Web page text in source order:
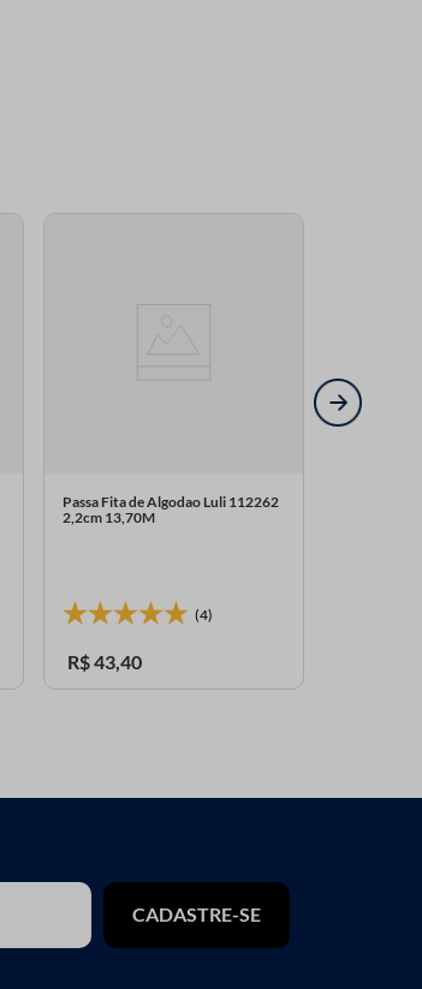
Passa Fita de Algodao Luli 112262
2,2cm 13,70M
(4)
R$43 ,40
CADASTRE-SE